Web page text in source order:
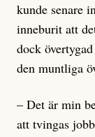
kunde senare
inneburit att
dock
den muntliga
– Det är min
att tvingas